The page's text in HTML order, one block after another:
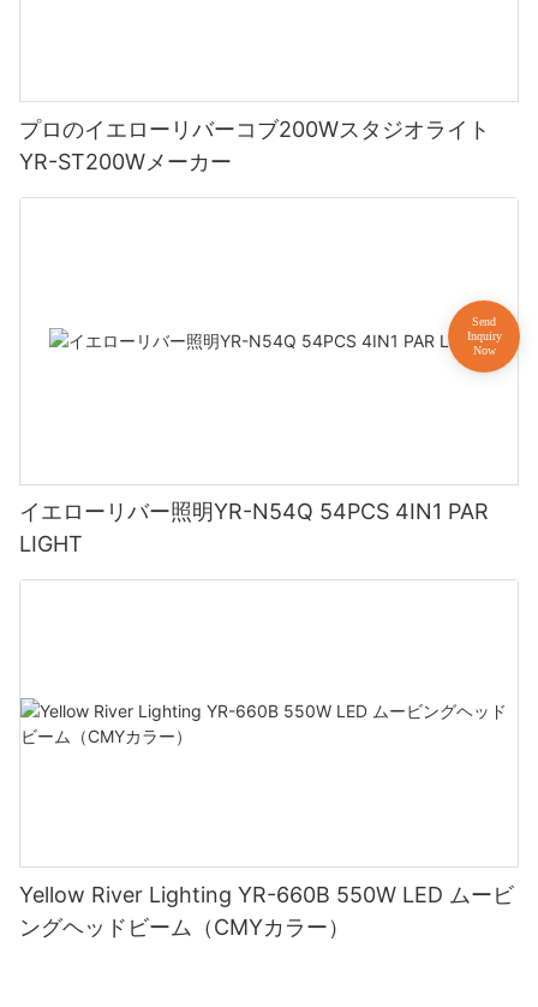
プロのイエローリバーコブ200Wスタジオライト
YR-ST200Wメーカー
イエローリバー照明YR-N54Q 54PCS 4IN1 PAR
LIGHT
Yellow River Lighting YR-660B 550W LED ムービ
ングヘッドビーム（CMYカラー）